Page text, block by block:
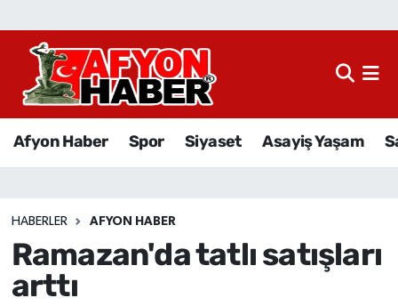
Afyon Haber Spor Siyaset Asayiş Yaşam
HABERLER AFYON HABER
Ramazan'da tatlı satışları
arttı
Afyon Haber
Sağlık
Eğitim